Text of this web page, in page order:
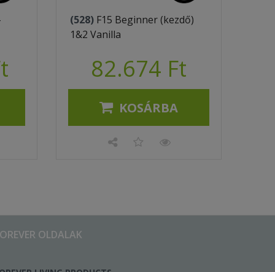
(528) F15 Beginner (kezdő)
1&2 Vanilla
82.674 Ft
KOSÁRBA
OLDALAK